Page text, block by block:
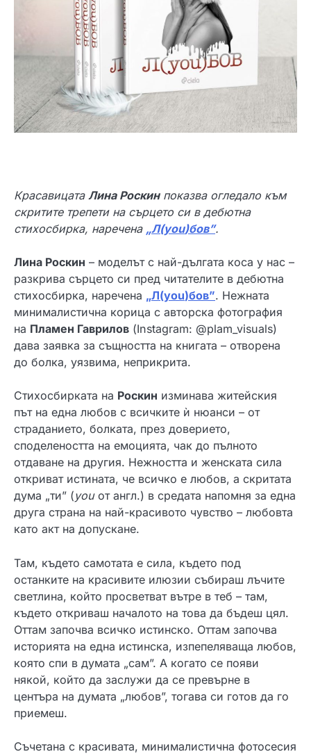
Красавицата Лина Роскинпоказва огледало към
скритите трепети на сърцето си в дебютна
стихосбирка, наречена „Л(you)бов”.
Лина Роскин – моделът с най-дългата коса у нас –
разкрива сърцето си пред читателите в дебютна
стихосбирка, наречена „Л(you)бов”. Нежната
минималистична корица с авторска фотография
на Пламен Гаврилов (Instagram: @plam_visuals)
дава заявка за същността на книгата – отворена
до болка, уязвима, неприкрита.
Стихосбирката на Роскин изминава житейския
път на една любов с всичките ѝ нюанси – от
страданието, болката, през доверието,
споделеността на емоцията, чак до пълното
отдаване на другия. Нежността и женската сила
откриват истината, че всичко е любов, а скритата
дума „ти” (youот англ.) в средата напомня за една
друга страна на най-красивото чувство – любовта
като акт на допускане.
Там, където самотата е сила, където под
останките на красивите илюзии събираш лъчите
светлина, който просветват вътре в теб – там,
където откриваш началото на това да бъдеш цял.
Оттам започва всичко истинско. Оттам започва
историята на една истинска, изпепеляваща любов,
която спи в думата „сам”. А когато се появи
някой, който да заслужи да се превърне в
центъра на думата „любов”, тогава си готов да го
приемеш.
Съчетана с красивата, минималистична фотосесия